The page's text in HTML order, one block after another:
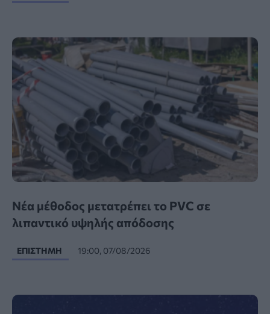
Νέα μέθοδος μετατρέπει το PVC σε
λιπαντικό υψηλής απόδοσης
ΕΠΙΣΤΉΜΗ 19:00, 07/08/2026